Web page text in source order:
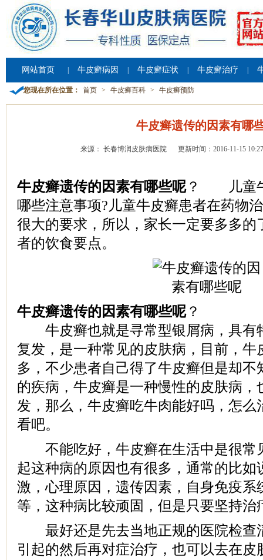
网站首页 牛皮癣病因 牛皮癣症状 牛皮癣治疗
您现在所在位置： 首页 > 牛皮癣百科 > 牛皮癣预防
牛皮癣遗传的因素有哪
来源： 长春博润皮肤病医院 更新时间：2016-11-15
牛皮癣遗传的因素有哪些呢？ 儿童牛
哪些注意事项?儿童牛皮癣患者在药物
很大的要求，所以，家长一定要多多的
者的饮食要点。
牛皮癣遗传的因素有哪些呢？
牛皮癣也就是寻常型银屑病，具有
复发，是一种常见的皮肤病，目前，牛
多，不少患者自己得了牛皮癣但是却不
的疾病，牛皮癣是一种慢性的皮肤病，
发，那么，牛皮癣吃牛肉能好吗，怎么
看吧。
不能吃好，牛皮癣在生活中是很常
起这种病的原因也有很多，通常的比如
激，心理原因，遗传因素，自身免疫系
等，这种病比较顽固，但是只要坚持治
最好还是先去当地正规的医院检查
引起的然后再对症治疗，也可以去在皮